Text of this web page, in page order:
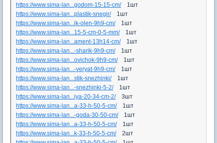
https://www.sima-lan...godom-15-15-cm/1шт
https://www.sima-lan...plastik-snegir/1шт
https://www.sima-lan...ik-olen-9h9-cm/1шт
https://www.sima-lan...15-5-cm-0-5-mm/1шт
https://www.sima-lan...ament-13h14-cm/1шт
https://www.sima-lan...-sharik-9h9-cm/1шт
https://www.sima-lan...ovichok-9h9-cm/1шт
https://www.sima-lan...-veryat-9h9-cm/1шт
https://www.sima-lan...stik-snezhinki/1шт
https://www.sima-lan...-snezhinki-5-2/1шт
https://www.sima-lan...iya-20-34-cm-2/3шт
https://www.sima-lan...a-33-h-50-5-cm/1шт
https://www.sima-lan...-goda-30-50-cm/1шт
https://www.sima-lan...a-33-h-50-5-cm/1шт
https://www.sima-lan...k-33-h-50-5-cm/2шт